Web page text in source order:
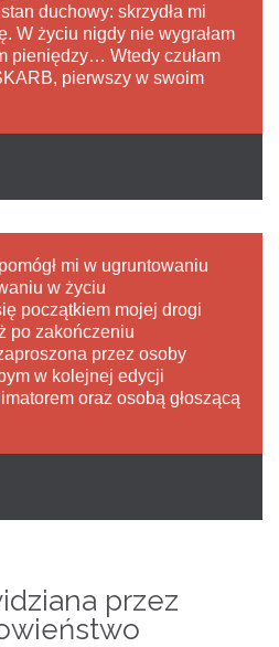
duchowy: skrzydła mi
W życiu nigdy nie wygrałam
pieniędzy… Wtedy czułam
pierwszy w swoim
mi w ugruntowaniu
w życiu
początkiem mojej drogi
po zakończeniu
przez osoby
w kolejnej edycji
oraz osobą głoszącą
przez